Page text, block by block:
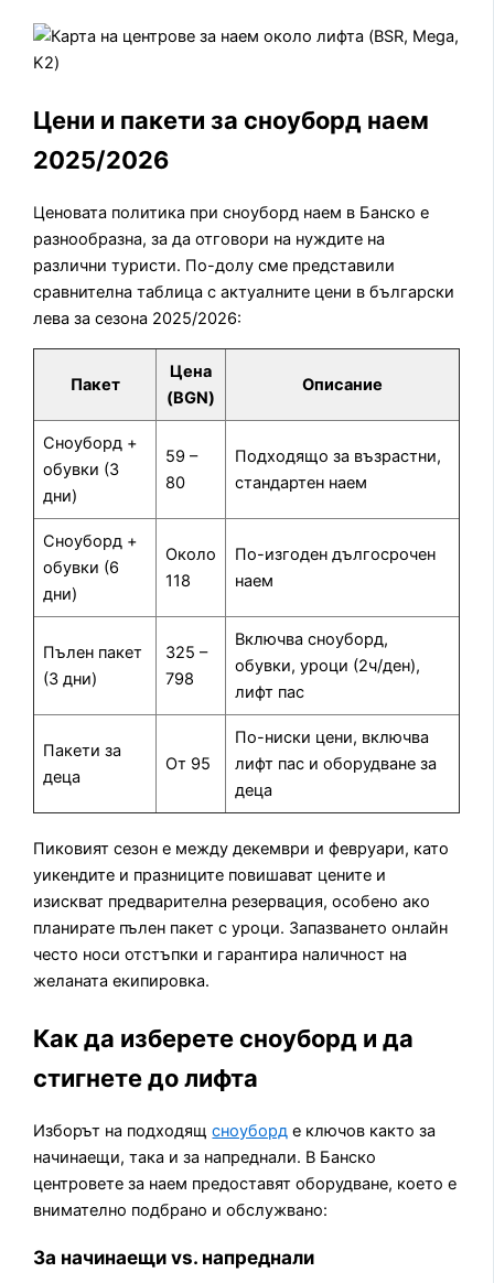
Цени и пакети за сноуборд наем
2025/2026
Ценовата политика при сноуборд наем в Банско е
разнообразна, за да отговори на нуждите на
различни туристи. По-долу сме представили
сравнителна таблица с актуалните цени в български
лева за сезона 2025/2026:
Пакет
Цена
(BGN)
Описание
Сноуборд +
обувки (3
дни)
59 –
80
Подходящо за възрастни,
стандартен наем
Сноуборд +
обувки (6
дни)
Около
118
По-изгоден дългосрочен
наем
Пълен пакет
(3 дни)
325 –
798
Включва сноуборд,
обувки, уроци (2ч/ден),
лифт пас
Пакети за
деца
От 95
По-ниски цени, включва
лифт пас и оборудване за
деца
Пиковият сезон е между декември и февруари, като
уикендите и празниците повишават цените и
изискват предварителна резервация, особено ако
планирате пълен пакет с уроци. Запазването онлайн
често носи отстъпки и гарантира наличност на
желаната екипировка.
Как да изберете сноуборд и да
стигнете до лифта
Изборът на подходящсноуборд е ключов както за
начинаещи, така и за напреднали. В Банско
центровете за наем предоставят оборудване, което е
внимателно подбрано и обслужвано:
За начинаещи vs. напреднали